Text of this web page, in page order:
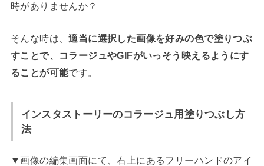
時がありませんか？
そんな時は、適当に選択した画像を好みの色で塗りつぶ
すことで、コラージュやGIFがいっそう映えるようにす
ることが可能です。
インスタストーリーのコラージュ用塗りつぶし方
法
▼画像の編集画面にて、右上にあるフリーハンドのアイ